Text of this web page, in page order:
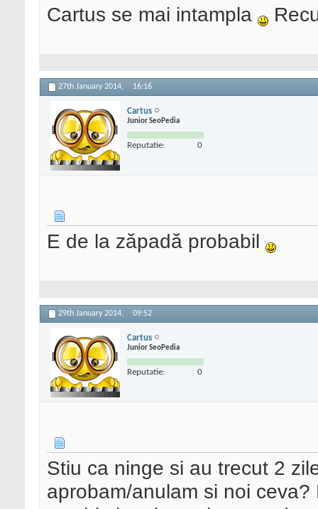
Cartus se mai intampla
27th January 2014, 16:16
Cartus
Junior SeoPedia
Reputatie: 0
E de la zăpadă probabil
29th January 2014, 09:52
Cartus
Junior SeoPedia
Reputatie: 0
Stiu ca ninge si au trecut 2
aprobam/anulam si noi